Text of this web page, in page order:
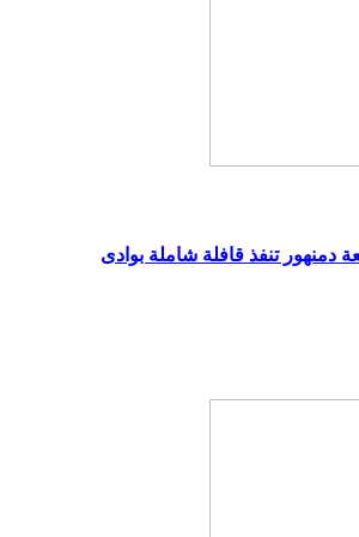
دمنهور تنفذ قافلة شاملة بوادى